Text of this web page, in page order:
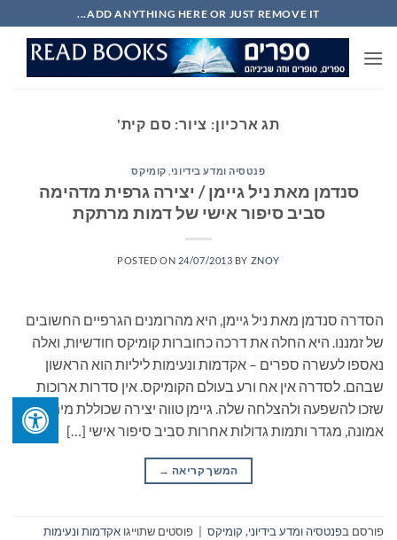
to
content
ADD ANYTHING HERE OR JUST REMOVE IT...
תג ארכיון: ציור: סם קית'
פנטסיה ומדע בידיוני קומיקס
סנדמן מאת ניל גיימן / יצירה גרפית מדהימה
סביב סיפור אישי של דמות מרתקת
POSTED ON 24/07/2013 BY ZNOY
הסדרה סנדמן מאת ניל גיימן, היא מהרומנים הגרפיים החשובים
של זמננו. היא החלה את דרכה כחוברות קומיקס חודשיות, ואלה
נאספו לעשרה ספרים – אקדמות ונעימות ליליות הוא הראשון
שבהם. לסדרה אין אח ורע בעולם הקומיקס. אין סדרות ארוכות
שזכו להשפעה ולהצלחה שלה. גיימן טווה יצירה שכוללת מיתולוגיה,
אמונה, מגדר ותמות גדולות אחרות סביב סיפור אישי […]
המשך קריאה →
פורסם בפנטסיה ומדע בידיוני, קומיקס פוסטים שתוייגו אקדמות ונעימות